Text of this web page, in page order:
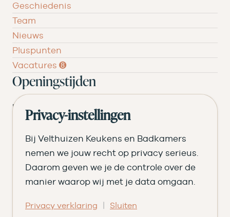
Geschiedenis
Team
Nieuws
Pluspunten
Vacatures ➑
Openingstijden
DI 09.00 tot 17.30
09.00 tot 17.30
09.00 tot 20.00
Privacy-instellingen
Bij Velthuizen Keukens en Badkamers
nemen we jouw recht op privacy serieus.
Daarom geven we je de controle over de
manier waarop wij met je data omgaan.
Privacy verklaring | Sluiten